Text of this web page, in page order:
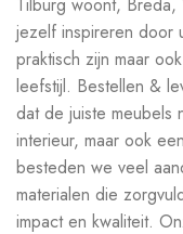
Tilburg woont,
jezelf inspireren door
praktisch zijn maar
leefstijl. Bestellen &
dat de juiste meubels
interieur, maar ook
besteden we veel
materialen die
impact en kwaliteit.